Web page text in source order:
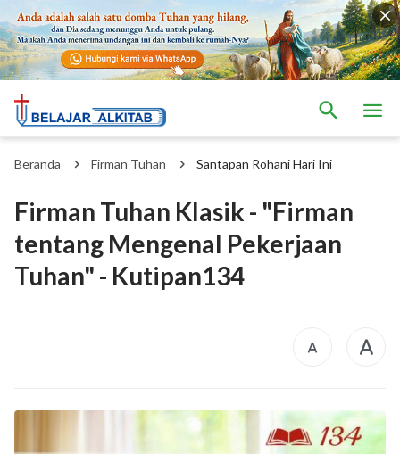
Beranda Firman Tuhan Santapan Rohani Hari Ini
Firman Tuhan Klasik - "Firman
tentang Mengenal Pekerjaan
Tuhan" - Kutipan134